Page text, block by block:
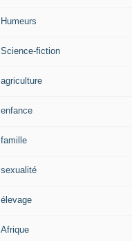
Humeurs
Science-fiction
agriculture
enfance
famille
sexualité
élevage
Afrique